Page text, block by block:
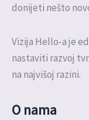
donijeti nešto
Vizija Hello-a je
nastaviti razvoj
na najvišoj razini.
O nama